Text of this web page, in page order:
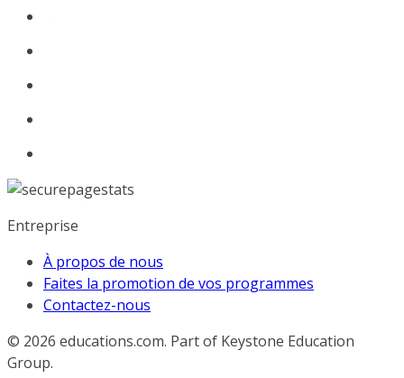
Entreprise
À propos de nous
Faites la promotion de vos programmes
Contactez-nous
© 2026 educations.com. Part of Keystone Education
Group.